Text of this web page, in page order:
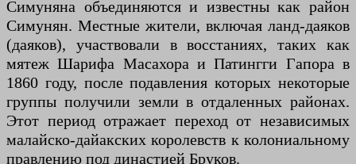
Симуняна объединяются и известны как район
Симунян. Местные жители, включая ланд-даяков
(даяков), участвовали в восстаниях, таких как
мятеж Шарифа Масахора и Патингги Гапора в
1860 году, после подавления которых некоторые
группы получили земли в отдаленных районах.
Этот период отражает переход от независимых
малайско-дайакских королевств к колониальному
правлению под династией Бруков.